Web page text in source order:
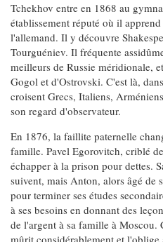
Tchekhov entre en 1868 au
établissement réputé où il
l'allemand. Il y découvre
Tourguéniev. Il fréquente
meilleurs de Russie méridionale,
Gogol et d'Ostrovski. C'est là,
croisent Grecs, Italiens,
son regard d'observateur.
En 1876, la faillite paternelle
famille. Pavel Egorovitch, criblé
échapper à la prison pour dettes.
suivent, mais Anton, alors âgé de
pour terminer ses études
à ses besoins en donnant des
de l'argent à sa famille à Moscou.